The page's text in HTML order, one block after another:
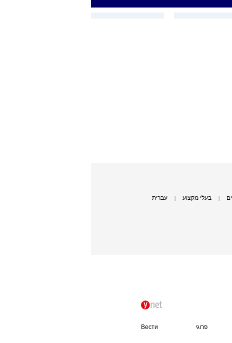
בעלי מקצוע עברית
פרוגי Вести